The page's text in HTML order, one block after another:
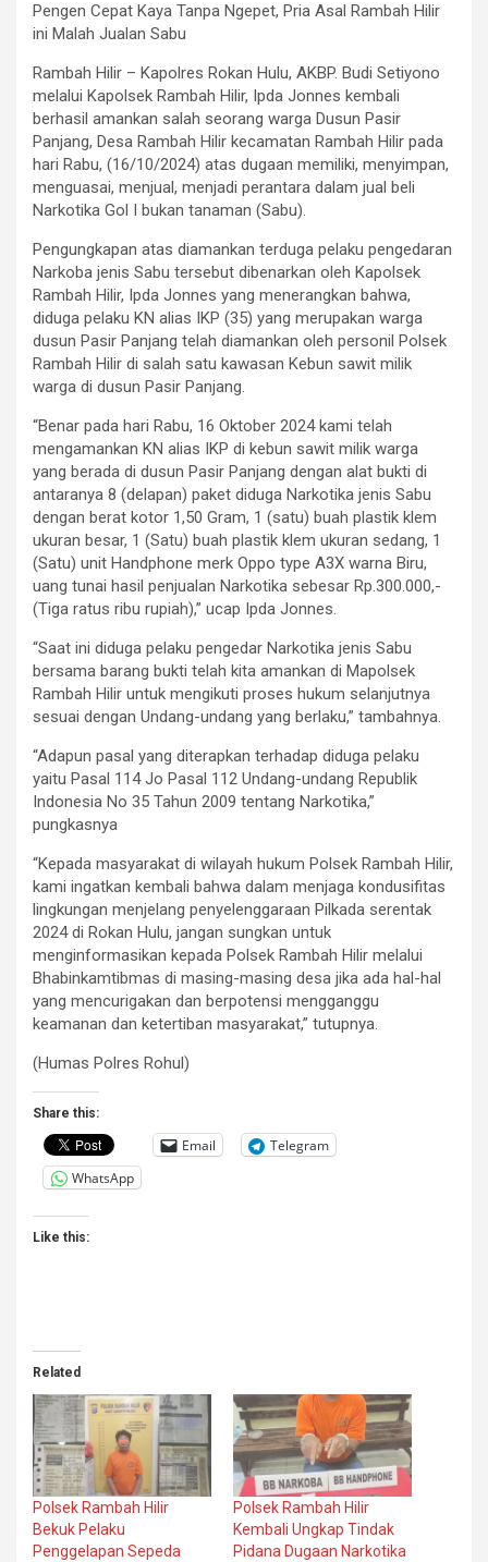
Pengen Cepat Kaya Tanpa Ngepet, Pria Asal Rambah Hilir
ini Malah Jualan Sabu
Rambah Hilir – Kapolres Rokan Hulu, AKBP. Budi Setiyono
melalui Kapolsek Rambah Hilir, Ipda Jonnes kembali
berhasil amankan salah seorang warga Dusun Pasir
Panjang, Desa Rambah Hilir kecamatan Rambah Hilir pada
hari Rabu, (16/10/2024) atas dugaan memiliki, menyimpan,
menguasai, menjual, menjadi perantara dalam jual beli
Narkotika Gol I bukan tanaman (Sabu).
Pengungkapan atas diamankan terduga pelaku pengedaran
Narkoba jenis Sabu tersebut dibenarkan oleh Kapolsek
Rambah Hilir, Ipda Jonnes yang menerangkan bahwa,
diduga pelaku KN alias IKP (35) yang merupakan warga
dusun Pasir Panjang telah diamankan oleh personil Polsek
Rambah Hilir di salah satu kawasan Kebun sawit milik
warga di dusun Pasir Panjang.
“Benar pada hari Rabu, 16 Oktober 2024 kami telah
mengamankan KN alias IKP di kebun sawit milik warga
yang berada di dusun Pasir Panjang dengan alat bukti di
antaranya 8 (delapan) paket diduga Narkotika jenis Sabu
dengan berat kotor 1,50 Gram, 1 (satu) buah plastik klem
ukuran besar, 1 (Satu) buah plastik klem ukuran sedang, 1
(Satu) unit Handphone merk Oppo type A3X warna Biru,
uang tunai hasil penjualan Narkotika sebesar Rp.300.000,-
(Tiga ratus ribu rupiah),” ucap Ipda Jonnes.
“Saat ini diduga pelaku pengedar Narkotika jenis Sabu
bersama barang bukti telah kita amankan di Mapolsek
Rambah Hilir untuk mengikuti proses hukum selanjutnya
sesuai dengan Undang-undang yang berlaku,” tambahnya.
“Adapun pasal yang diterapkan terhadap diduga pelaku
yaitu Pasal 114 Jo Pasal 112 Undang-undang Republik
Indonesia No 35 Tahun 2009 tentang Narkotika,”
pungkasnya
“Kepada masyarakat di wilayah hukum Polsek Rambah Hilir,
kami ingatkan kembali bahwa dalam menjaga kondusifitas
lingkungan menjelang penyelenggaraan Pilkada serentak
2024 di Rokan Hulu, jangan sungkan untuk
menginformasikan kepada Polsek Rambah Hilir melalui
Bhabinkamtibmas di masing-masing desa jika ada hal-hal
yang mencurigakan dan berpotensi mengganggu
keamanan dan ketertiban masyarakat,” tutupnya.
(Humas Polres Rohul)
Share this:
Email
Telegram
WhatsApp
Like this:
Related
Polsek Rambah Hilir
Bekuk Pelaku
Penggelapan Sepeda
Polsek Rambah Hilir
Kembali Ungkap Tindak
Pidana Dugaan Narkotika